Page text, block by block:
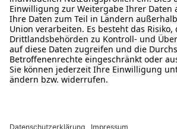
ALDI TALK WEBSHOP
ALDI TALK MOBILFUNK
HILFE-THEMEN
ALDI SERVICES